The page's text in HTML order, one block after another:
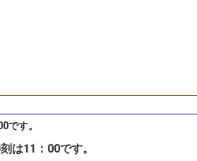
です。
は11：00です。